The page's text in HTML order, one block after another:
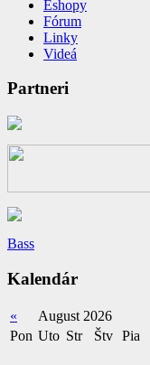
Eshopy
Fórum
Linky
Videá
Partneri
Bass
Kalendár
« August 2026
Pon Uto Str Štv Pia